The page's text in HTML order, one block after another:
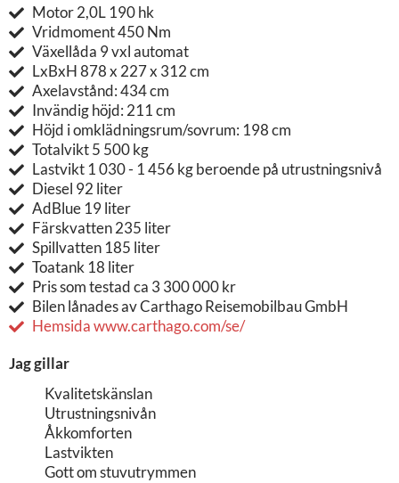
Motor 2,0L 190 hk
Vridmoment 450 Nm
Växellåda 9 vxl automat
LxBxH 878 x 227 x 312 cm
Axelavstånd: 434 cm
Invändig höjd: 211 cm
Höjd i omklädningsrum/sovrum: 198 cm
Totalvikt 5 500 kg
Lastvikt 1 030 - 1 456 kg beroende på utrustningsnivå
Diesel 92 liter
AdBlue 19 liter
Färskvatten 235 liter
Spillvatten 185 liter
Toatank 18 liter
Pris som testad ca 3 300 000 kr
Bilen lånades av Carthago Reisemobilbau GmbH
Hemsida www.carthago.com/se/
Jag gillar
Kvalitetskänslan
Utrustningsnivån
Åkkomforten
Lastvikten
Gott om stuvutrymmen